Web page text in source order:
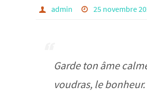
admin 25 novembre
Garde ton âme
voudras, le